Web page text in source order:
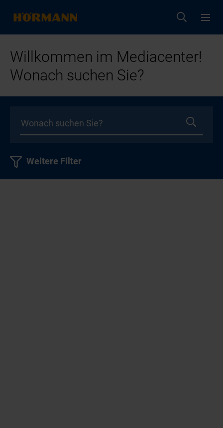
Willkommen im Mediacenter!
Wonach suchen Sie?
Weitere Filter